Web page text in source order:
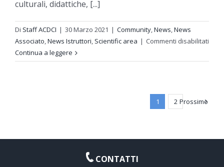
culturali, didattiche, [...]
Di Staff ACDCI | 30 Marzo 2021 | Community,News,News
Associato,News Istruttori, Scientific area | Commenti disabilitati
A
Continua a leggere
1 2 Prossimo
CONTATTI